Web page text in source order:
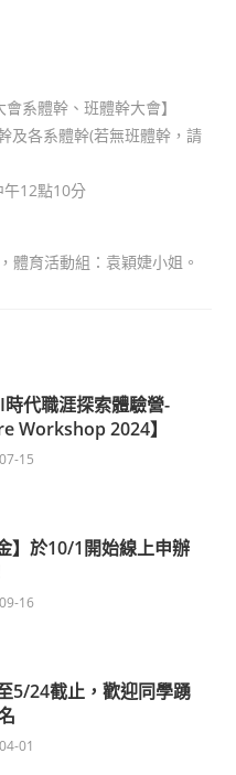
系體幹、班體幹大會】
及各系體幹(若無班體幹，請
午12點10分
體育活動組：袁穎婕小姐。
時代職涯探索體驗營-
Workshop 2024】
15
】於10/1開始線上申辦
16
5/24截止，歡迎同學踴
01